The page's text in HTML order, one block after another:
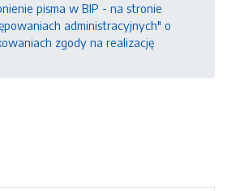
pisma w BIP - na stronie
administracyjnych" o
zgody na realizację